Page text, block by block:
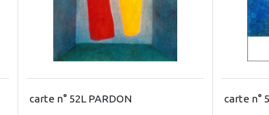
carte n° 52L PARDON carte n°